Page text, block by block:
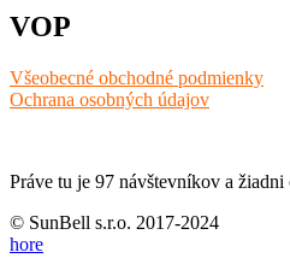
VOP
Všeobecné obchodné podmienky
Ochrana osobných údajov
Práve tu je 97 návštevníkov a
© SunBell s.r.o. 2017-2024
hore